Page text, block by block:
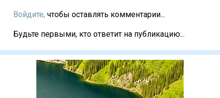
Войдите, чтобы оставлять комментарии...
Будьте первыми, кто ответит на публикацию...